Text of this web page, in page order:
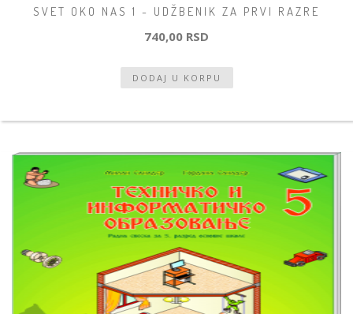
SVET OKO NAS 1 - UDŽBENIK ZA PRVI RAZRE
740,00 RSD